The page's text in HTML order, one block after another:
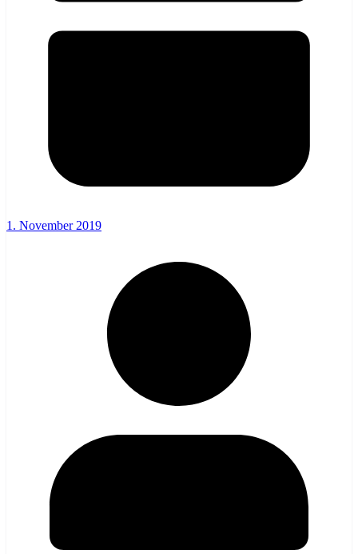
1. November 2019